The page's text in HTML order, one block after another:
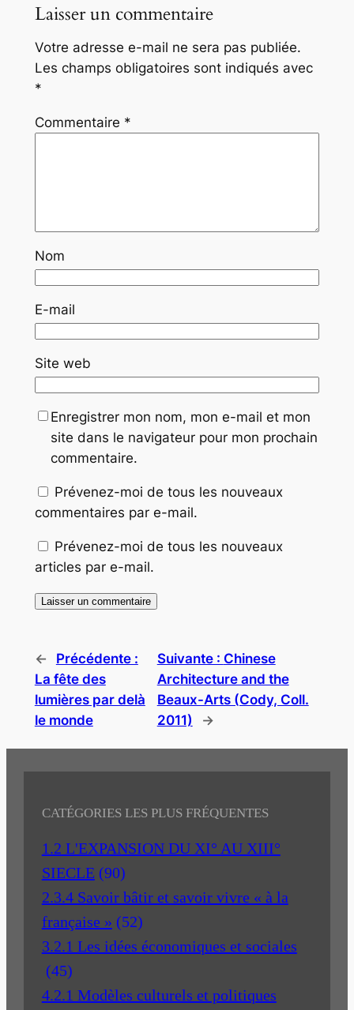
Laisser un commentaire
Votre adresse e-mail ne sera pas publiée.
Les champs obligatoires sont indiqués avec
*
Commentaire *
Nom
E-mail
Site web
Enregistrer mon nom, mon e-mail et mon
site dans le navigateur pour mon prochain
commentaire.
Prévenez-moi de tous les nouveaux
commentaires par e-mail.
Prévenez-moi de tous les nouveaux
articles par e-mail.
←
Précédente :
La fête des
lumières par delà
le monde
Suivante : Chinese
Architecture and the
Beaux-Arts (Cody, Coll.
2011)
→
CATÉGORIES LES PLUS FRÉQUENTES
1.2 L'EXPANSION DU XI° AU XIII°
SIECLE (90)
2.3.4 Savoir bâtir et savoir vivre « à la
française » (52)
3.2.1 Les idées économiques et sociales
(45)
4.2.1 Modèles culturels et politiques